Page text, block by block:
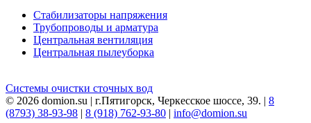
Стабилизаторы напряжения
Трубопроводы и арматура
Центральная вентиляция
Центральная пылеуборка
Системы очистки сточных вод
© 2026 domion.su | г.Пятигорск, Черкесское шоссе, 39. | 8
(8793) 38-93-98 | 8 (918) 762-93-80 | info@domion.su